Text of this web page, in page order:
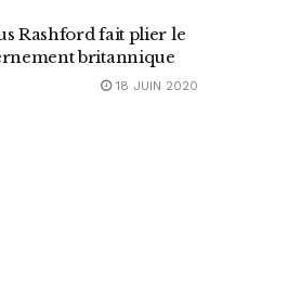
Rashford fait plier le
britannique
18 JUIN 2020